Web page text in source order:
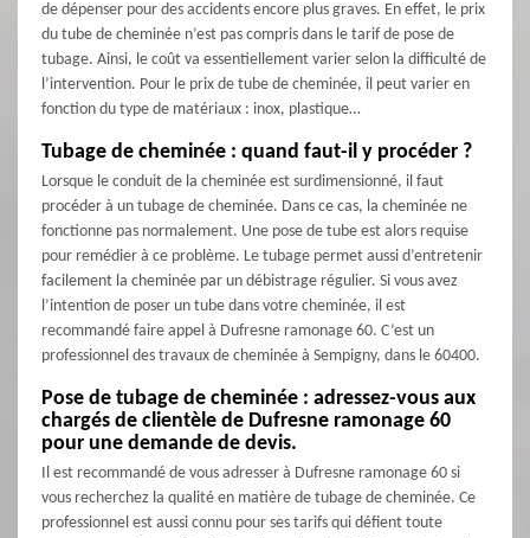
de dépenser pour des accidents encore plus graves. En effet, le prix
du tube de cheminée n’est pas compris dans le tarif de pose de
tubage. Ainsi, le coût va essentiellement varier selon la difficulté de
l’intervention. Pour le prix de tube de cheminée, il peut varier en
fonction du type de matériaux : inox, plastique…
Tubage de cheminée : quand faut-il y procéder ?
Lorsque le conduit de la cheminée est surdimensionné, il faut
procéder à un tubage de cheminée. Dans ce cas, la cheminée ne
fonctionne pas normalement. Une pose de tube est alors requise
pour remédier à ce problème. Le tubage permet aussi d’entretenir
facilement la cheminée par un débistrage régulier. Si vous avez
l’intention de poser un tube dans votre cheminée, il est
recommandé faire appel à Dufresne ramonage 60. C’est un
professionnel des travaux de cheminée à Sempigny, dans le 60400.
Pose de tubage de cheminée : adressez-vous aux
chargés de clientèle de Dufresne ramonage 60
pour une demande de devis.
Il est recommandé de vous adresser à Dufresne ramonage 60 si
vous recherchez la qualité en matière de tubage de cheminée. Ce
professionnel est aussi connu pour ses tarifs qui défient toute